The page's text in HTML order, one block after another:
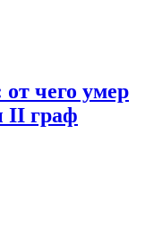
чего умер
II граф